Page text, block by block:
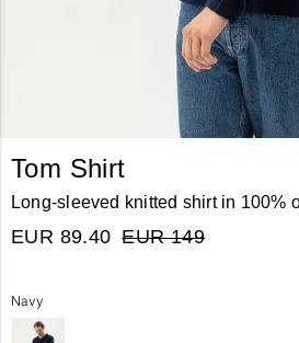
Tom Shirt
Long-sleeved knitted shirt in 100%
EUR 89.40 EUR 149
Navy